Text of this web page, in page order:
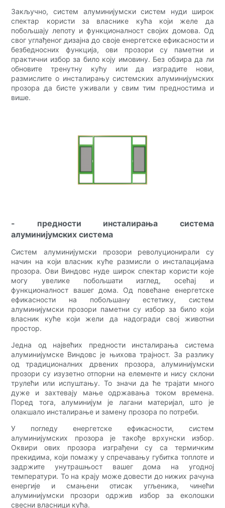
Закључно, систем алуминијумски систем нуди широк
спектар користи за власнике кућа који желе да
побољшају лепоту и функционалност својих домова. Од
свог углађеног дизајна до своје енергетске ефикасности и
безбедносних функција, ови прозори су паметни и
практични избор за било коју имовину. Без обзира да ли
обновите тренутну кућу или да изградите нови,
размислите о инсталирању системских алуминијумских
прозора да бисте уживали у свим тим предностима и
више.
- предности инсталирања система
алуминијумских система
Систем алуминијумски прозори револуционирали су
начин на који власник куће размисли о инсталацијама
прозора. Ови Виндовс нуде широк спектар користи које
могу увелике побољшати изглед, осећај и
функционалност вашег дома. Од повећане енергетске
ефикасности на побољшану естетику, систем
алуминијумски прозори паметни су избор за било који
власник куће који жели да надогради свој животни
простор.
Једна од највећих предности инсталирања система
алуминијумске Виндовс је њихова трајност. За разлику
од традиционалних дрвених прозора, алуминијумски
прозори су изузетно отпорни на елементе и нису склони
трулећи или испуштању. То значи да ће трајати много
дуже и захтевају мање одржавања током времена.
Поред тога, алуминијум је лагани материјал, што је
олакшало инсталирање и замену прозора по потреби.
У погледу енергетске ефикасности, систем
алуминијумских прозора је такође врхунски избор.
Оквири ових прозора изграђени су са термичким
прекидима, који помажу у спречавању губитка топлоте и
задржите унутрашњост вашег дома на угодној
температури. То на крају може довести до нижих рачуна
енергије и смањени отисак угљеника, чинећи
алуминијумски прозори одржив избор за еколошки
свесни власници кућа.